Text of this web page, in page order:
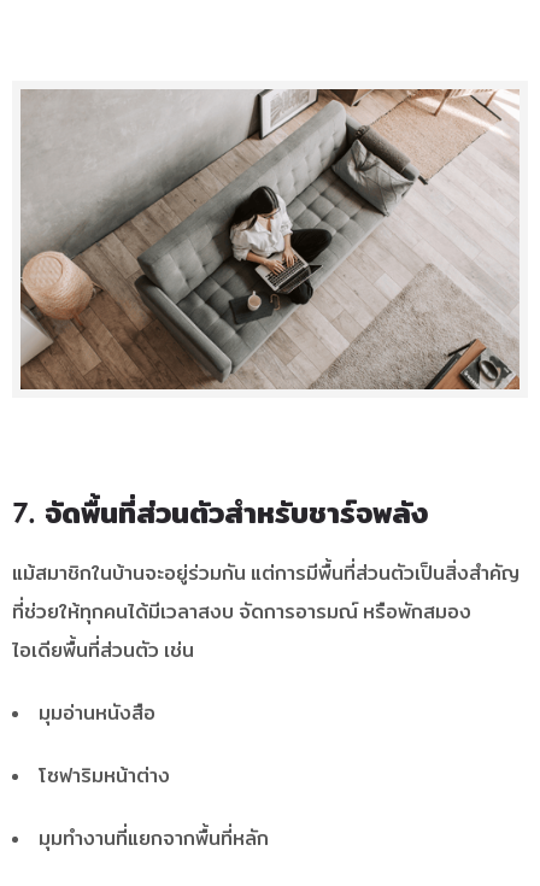
7. จัดพื้นที่ส่วนตัวสำหรับชาร์จพลัง
แม้สมาชิกในบ้านจะอยู่ร่วมกัน แต่การมีพื้นที่ส่วนตัวเป็นสิ่งสำคัญ
ที่ช่วยให้ทุกคนได้มีเวลาสงบ จัดการอารมณ์ หรือพักสมอง
ไอเดียพื้นที่ส่วนตัว เช่น
มุมอ่านหนังสือ
โซฟาริมหน้าต่าง
มุมทำงานที่แยกจากพื้นที่หลัก